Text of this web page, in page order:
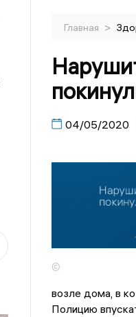
Главная >
04/05/2020
©
возле дома, в
Полицию